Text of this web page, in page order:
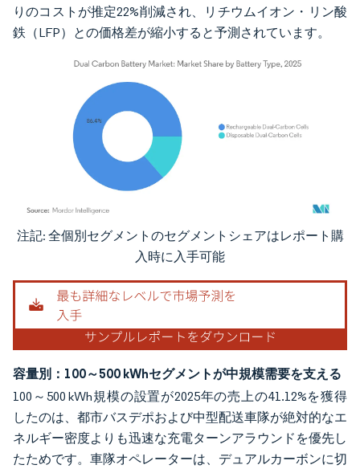
りのコストが推定22%削減され、リチウムイオン・リン酸
鉄（LFP）との価格差が縮小すると予測されています。
画像 © Mordor Intelligence。再利用にはCC BY 4.0の表示が必要です。
注記: 全個別セグメントのセグメントシェアはレポート購
入時に入手可能
容量別：100～500 kWhセグメントが中規模需要を支える
100～500 kWh規模の設置が2025年の売上の41.12%を獲得
したのは、都市バスデポおよび中型配送車隊が絶対的なエ
ネルギー密度よりも迅速な充電ターンアラウンドを優先し
たためです。車隊オペレーターは、デュアルカーボンに切